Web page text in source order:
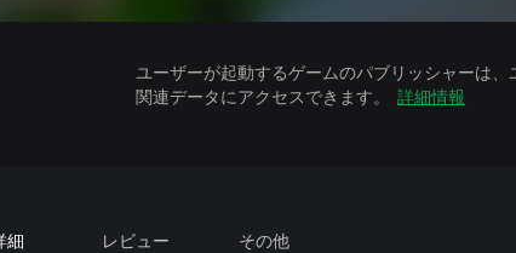
ユーザーが起動するゲームのパブリッシャーは
関連データにアクセスできます。
詳細情報
細 レビュー その他